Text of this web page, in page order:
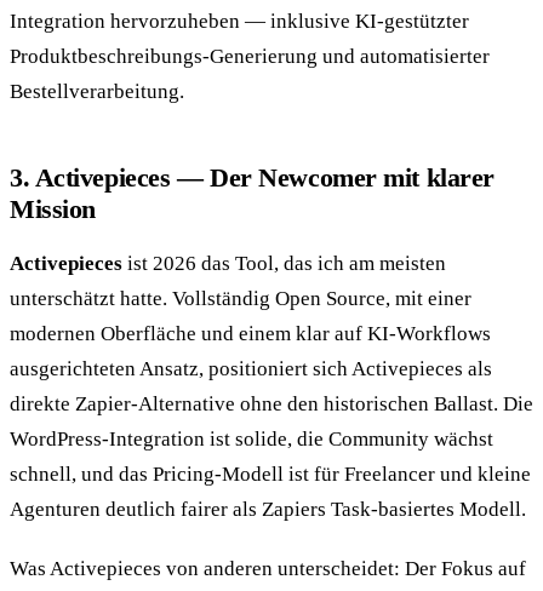
Integration hervorzuheben — inklusive KI-gestützter
Produktbeschreibungs-Generierung und automatisierter
Bestellverarbeitung.
3. Activepieces — Der Newcomer mit klarer
Mission
Activepieces ist 2026 das Tool, das ich am meisten
unterschätzt hatte. Vollständig Open Source, mit einer
modernen Oberfläche und einem klar auf KI-Workflows
ausgerichteten Ansatz, positioniert sich Activepieces als
direkte Zapier-Alternative ohne den historischen Ballast. Die
WordPress-Integration ist solide, die Community wächst
schnell, und das Pricing-Modell ist für Freelancer und kleine
Agenturen deutlich fairer als Zapiers Task-basiertes Modell.
Was Activepieces von anderen unterscheidet: Der Fokus auf